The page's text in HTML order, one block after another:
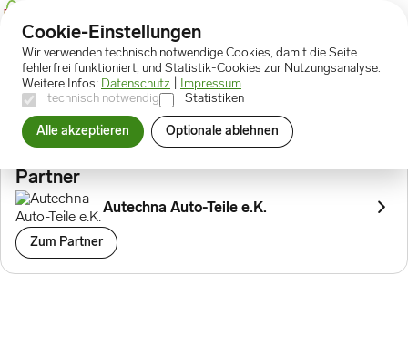
Prämien Gutschein 30€ - 120 Punkte
Gutschein 30€ - 120 Punkte
120 Punkte
Partner
Autechna Auto-Teile e.K.
Zum Partner
Cookie-Einstellungen
Wir verwenden technisch notwendige Cookies, damit die Seite
fehlerfrei funktioniert, und Statistik-Cookies zur Nutzungsanalyse.
Weitere Infos: Datenschutz Impressum.
technisch notwendig
Statistiken
Alle akzeptieren Optionale ablehnen